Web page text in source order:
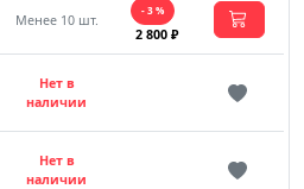
Менее 10 шт.
- 3 %
2 800 ₽
Нет в
наличии
Нет в
наличии